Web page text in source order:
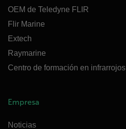
OEM de Teledyne FLIR
Flir Marine
Extech
Raymarine
Centro de formación en infrarrojos
Empresa
Noticias